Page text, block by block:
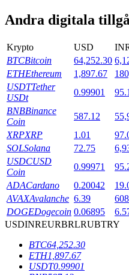
Utsättning
Hög avkastning och
Launchpool
Flexibel insats för att
Andra digitala
Krypto USD
BTCBitcoin 64,252.30
ETHEthereum 1,897.67
USDTTether
USDt
0.99901
BNBBinance
Coin
587.12
XRPXRP 1.01
SOLSolana 72.75
USDCUSD
Coin
0.99971
ADACardano 0.20042
AVAXAvalanche 6.39
DOGEDogecoin 0.06895
USDINREURBRLRUBTRY
BTC64,252.30
ETH1,897.67
USDT0.99901